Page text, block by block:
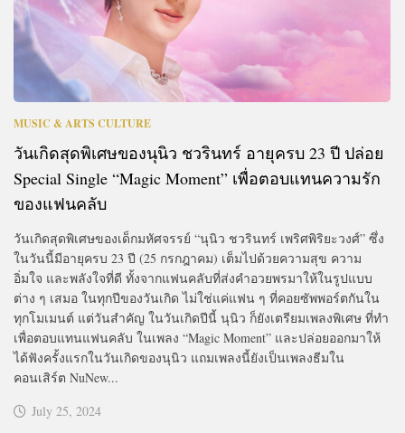
MUSIC & ARTS CULTURE
วันเกิดสุดพิเศษของนุนิว ชวรินทร์ อายุครบ 23 ปี ปล่อย
Special Single “Magic Moment” เพื่อตอบแทนความรัก
ของแฟนคลับ
วันเกิดสุดพิเศษของเด็กมหัศจรรย์ “นุนิว ชวรินทร์ เพริศพิริยะวงศ์” ซึ่ง
ในวันนี้มีอายุครบ 23 ปี (25 กรกฎาคม) เต็มไปด้วยความสุข ความ
อิ่มใจ และพลังใจที่ดี ทั้งจากแฟนคลับที่ส่งคำอวยพรมาให้ในรูปแบบ
ต่าง ๆ เสมอ ในทุกปีของวันเกิด ไม่ใช่แค่แฟน ๆ ที่คอยซัพพอร์ตกันใน
ทุกโมเมนต์ แต่วันสำคัญ ในวันเกิดปีนี้ นุนิว ก็ยังเตรียมเพลงพิเศษ ที่ทำ
เพื่อตอบแทนแฟนคลับ ในเพลง “Magic Moment” และปล่อยออกมาให้
ได้ฟังครั้งแรกในวันเกิดของนุนิว แถมเพลงนี้ยังเป็นเพลงธีมใน
คอนเสิร์ต NuNew...
July 25, 2024